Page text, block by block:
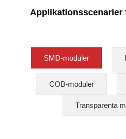
Applikationsscenarier
SMD-moduler
COB-moduler
Transparenta